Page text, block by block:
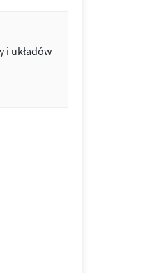
i układów